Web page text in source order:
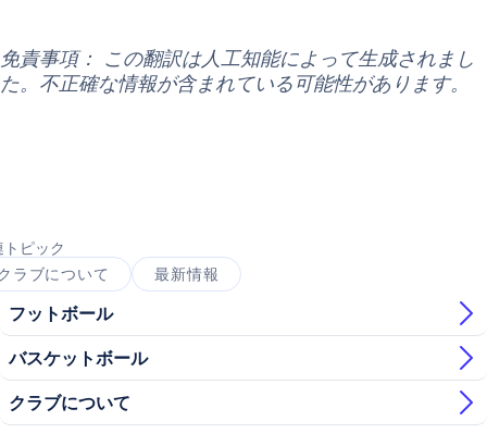
免責事項： この翻訳は人工知能によって生成されまし
た。不正確な情報が含まれている可能性があります。
トピック
ラブについて
最新情報
フットボール
バスケットボール
クラブについて